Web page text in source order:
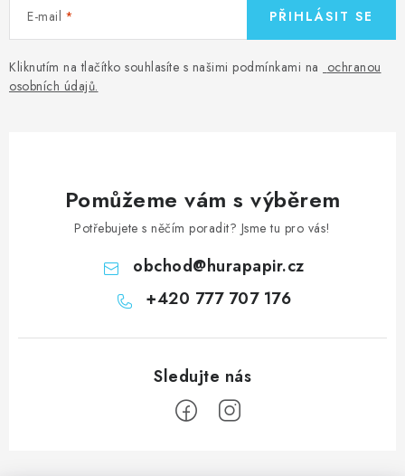
E-mail
Kliknutím na tlačítko souhlasíte s našimi podmínkami na ochranou
osobních údajů.
PŘIHLÁSIT SE
Pomůžeme vám s výběrem
Potřebujete s něčím poradit? Jsme tu pro vás!
obchod@hurapapir.cz
+420 777 707 176